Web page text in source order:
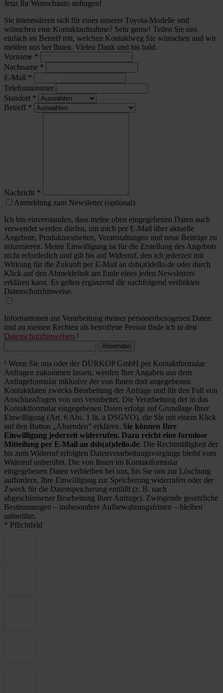
Jetzt Ihr Wunschauto anfragen!
Sie interessieren sich für eines unserer Toyota-Modelle und
wünschen eine Kontaktaufnahme? Sehr gerne! Teilen Sie uns
einfach im Betreff mit, welchen Kontaktweg Sie wünschen und wir
melden uns bei Ihnen. Vielen Dank und bis bald.
Vorname *
Nachname *
E-Mail *
Telefonnummer
Standort *
Betreff *
Nachricht *
Anmeldung zum Newsletter (optional):
Ich bin einverstanden, dass meine oben eingegebenen Daten auch
verwendet werden dürfen, um mich per E-Mail über aktuelle
Angebote, Produktneuheiten, Veranstaltungen und neue Beiträge zu
informieren. Meine Einwilligung ist für die Erstellung des Angebots
nicht erforderlich und gilt bis auf Widerruf, den ich jederzeit mit
Wirkung für die Zukunft per E-Mail an dsb(at)dello.de oder durch
Klick auf den Abmeldelink am Ende eines jeden Newsletters
erklären kann. Es gelten ergänzend die nachfolgend verlinkten
Datenschutzhinweise.
Informationen zur Verarbeitung meiner personenbezogenen Daten
und zu meinen Rechten als betroffene Person finde ich in den
Datenschutzhinweisen.¹
Absenden
¹ Wenn Sie uns oder der DÜRKOP GmbH per Kontaktformular
Anfragen zukommen lassen, werden Ihre Angaben aus dem
Anfrageformular inklusive der von Ihnen dort angegebenen
Kontaktdaten zwecks Bearbeitung der Anfrage und für den Fall von
Anschlussfragen von uns verarbeitet. Die Verarbeitung der in das
Kontaktformular eingegebenen Daten erfolgt auf Grundlage Ihrer
Einwilligung (Art. 6 Abs. 1 lit. a DSGVO), die Sie mit einem Klick
auf den Button „Absenden" erklären. Sie können Ihre
Einwilligung jederzeit widerrufen. Dazu reicht eine formlose
Mitteilung per E-Mail an dsb(at)dello.de. Die Rechtmäßigkeit der
bis zum Widerruf erfolgten Datenverarbeitungsvorgänge bleibt vom
Widerruf unberührt. Die von Ihnen im Kontaktformular
eingegebenen Daten verbleiben bei uns, bis Sie uns zur Löschung
auffordern, Ihre Einwilligung zur Speicherung widerrufen oder der
Zweck für die Datenspeicherung entfällt (z. B. nach
abgeschlossener Bearbeitung Ihrer Anfrage). Zwingende gesetzliche
Bestimmungen – insbesondere Aufbewahrungsfristen – bleiben
unberührt.
* Pflichtfeld